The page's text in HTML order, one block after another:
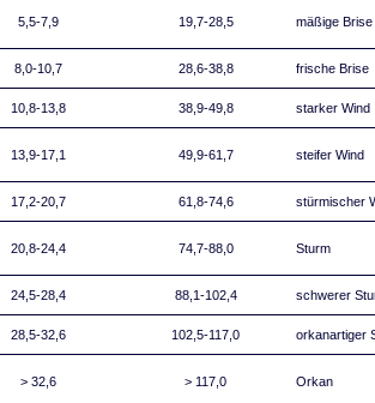
5,5-7,9 19,7-28,5 mäßige Brise
8,0-10,7 28,6-38,8 frische Brise
10,8-13,8 38,9-49,8 starker Wind
13,9-17,1 49,9-61,7 steifer Wind
17,2-20,7 61,8-74,6 stürmischer
20,8-24,4 74,7-88,0 Sturm
24,5-28,4 88,1-102,4 schwerer
28,5-32,6 102,5-117,0 orkanartiger
> 32,6 > 117,0 Orkan